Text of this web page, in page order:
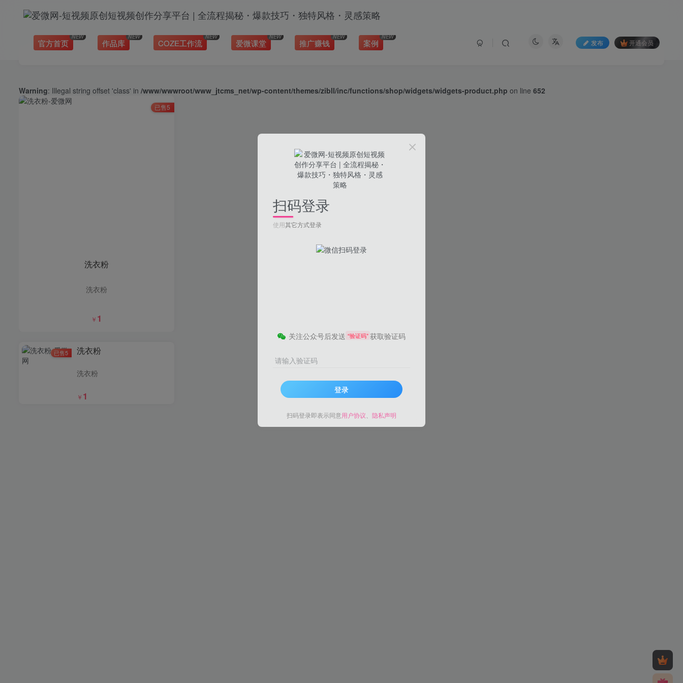
官方首页
NEW
作品库
NEW
COZE工作流
NEW
爱微课堂
NEW
推广赚钱
NEW
案例
NEW
发布 开通会员
Warning: Illegal string offset 'class' in /www/wwwroot/www_jtcms_net/wp-content/themes/zibll/inc/functions/shop/widgets/widgets-product.php on line 652
已售5
洗衣粉
洗衣粉
￥ 1
已售5 洗衣粉
洗衣粉
￥ 1
扫码登录
使用其它方式登录
关注公众号后发送 “验证码” 获取验证码
请输入验证码
登录
扫码登录即表示同意用户协议 隐私声明